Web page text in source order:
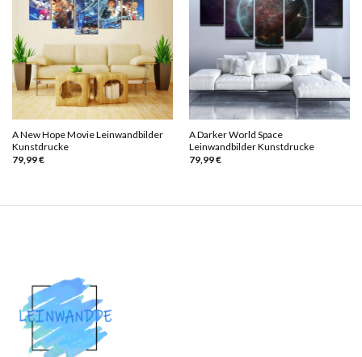
A New Hope Movie Leinwandbilder
Kunstdrucke
79,99€
A Darker World Space
Leinwandbilder Kunstdrucke
79,99€